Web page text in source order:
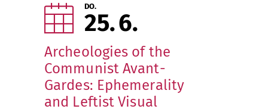
DO.
25 6
Archeologies of the
Communist Avant-
Gardes: Ephemerality
and Leftist Visual